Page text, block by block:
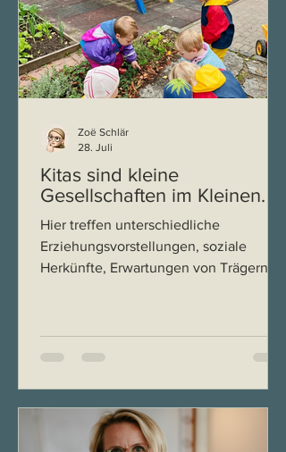
Kitas sind kleine
Gesellschaften im Kleinen.
Hier treffen unterschiedliche
Erziehungsvorstellungen, soziale
Herkünfte, Erwartungen von Trägern
Genau hier setzt eine
Mediationsausbildung an, und genau
Zoë Schlär
28. Juli